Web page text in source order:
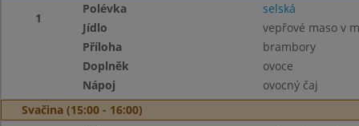
1
Polévka
selská
Jídlo
vepřové maso v
Příloha
brambory
Doplněk
ovoce
Nápoj
ovocný čaj
Svačina (15:00 - 16:00)